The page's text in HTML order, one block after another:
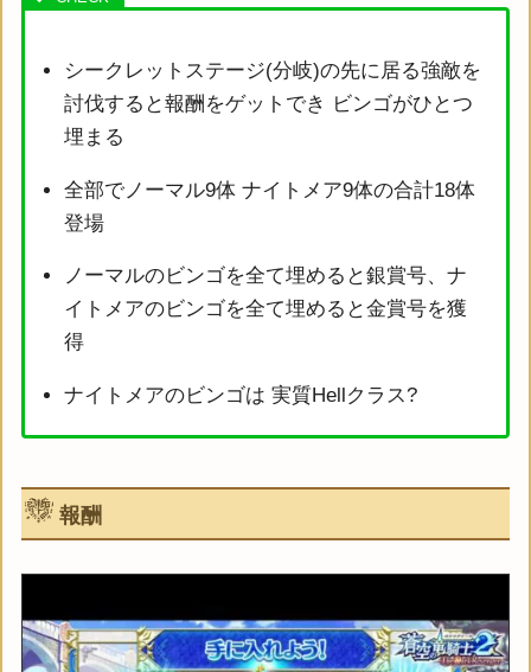
シークレットステージ(分岐)の先に居る強敵を
討伐すると報酬をゲットでき ビンゴがひとつ
埋まる
全部でノーマル9体 ナイトメア9体の合計18体
登場
ノーマルのビンゴを全て埋めると銀賞号、ナ
イトメアのビンゴを全て埋めると金賞号を獲
得
ナイトメアのビンゴは 実質Hellクラス?
報酬